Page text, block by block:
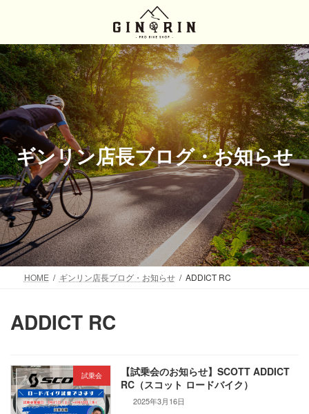
ン
ツ
へ
ス
キ
ッ
プ
ー
シ
ョ
ン
に
移
動
ギンリン店長ブログ・お知らせ
HOME ギンリン店長ブログ・お知らせ ADDICT RC
ADDICT RC
試乗会
【試乗会のお知らせ】SCOTT ADDICT
RC（スコット ロードバイク）
2025年3月16日